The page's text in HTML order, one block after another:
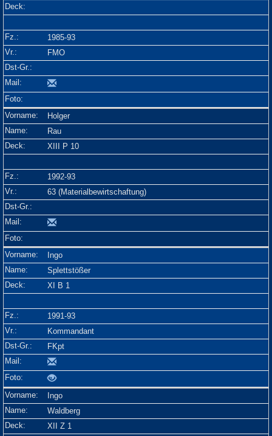
1985-93
FMO
Holger
Rau
XIII P 10
1992-93
63 (Materialbewirtschaftung)
Ingo
Splettstößer
XI B 1
1991-93
Kommandant
FKpt
Ingo
Waldberg
XII Z 1